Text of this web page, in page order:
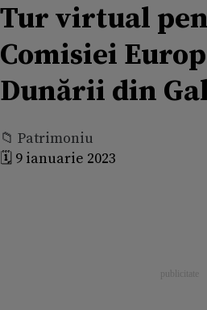
Tur virtual
Comisiei
Dunării din
📁 Patrimoniu
🗓️ 9 ianuarie 2023